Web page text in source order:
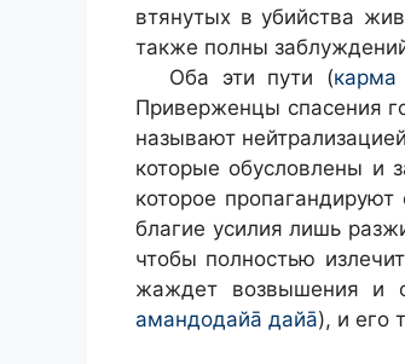
втянутых в убийства
также полны
Оба эти пути (карма
Приверженцы спасения
называют
которые обусловлены и
которое
благие усилия лишь
чтобы полностью
жаждет возвышения и
амандодайа̄ дайа̄), и его